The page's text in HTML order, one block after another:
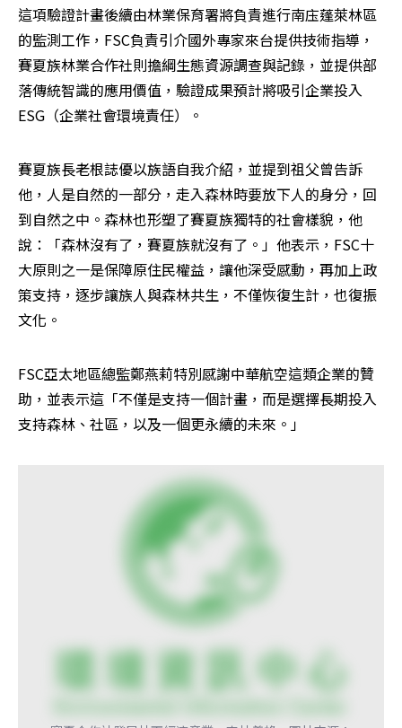
這項驗證計畫後續由林業保育署將負責進行南庒蓬萊林區
的監測工作，FSC負責引介國外專家來台提供技術指導，
賽夏族林業合作社則擔綱生態資源調查與記錄，並提供部
落傳統智識的應用價值，驗證成果預計將吸引企業投入
ESG（企業社會環境責任）。
賽夏族長老根誌優以族語自我介紹，並提到祖父曾告訴
他，人是自然的一部分，走入森林時要放下人的身分，回
到自然之中。森林也形塑了賽夏族獨特的社會樣貌，他
說：「森林沒有了，賽夏族就沒有了。」他表示，FSC十
大原則之一是保障原住民權益，讓他深受感動，再加上政
策支持，逐步讓族人與森林共生，不僅恢復生計，也復振
文化。
FSC亞太地區總監鄭燕莉特別感謝中華航空這類企業的贊
助，並表示這「不僅是支持一個計畫，而是選擇長期投入
支持森林、社區，以及一個更永續的未來。」